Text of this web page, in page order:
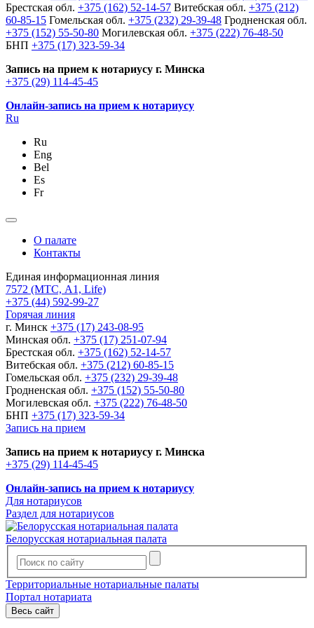
Брестская обл. +375 (162) 52-14-57 Витебская обл. +375 (212)
60-85-15 Гомельская обл. +375 (232) 29-39-48 Гродненская обл.
+375 (152) 55-50-80 Могилевская обл. +375 (222) 76-48-50
БНП +375 (17) 323-59-34
Запись на прием к нотариусу г. Минска
+375 (29) 114-45-45
Онлайн-запись на прием к нотариусу
Ru
Ru
Eng
Bel
Es
Fr
О палате
Контакты
Единая информационная линия
7572 (МТС, A1, Life)
+375 (44) 592-99-27
Горячая линия
г. Минск +375 (17) 243-08-95
Минская обл. +375 (17) 251-07-94
Брестская обл. +375 (162) 52-14-57
Витебская обл. +375 (212) 60-85-15
Гомельская обл. +375 (232) 29-39-48
Гродненская обл. +375 (152) 55-50-80
Могилевская обл. +375 (222) 76-48-50
БНП +375 (17) 323-59-34
Запись на прием
Запись на прием к нотариусу г. Минска
+375 (29) 114-45-45
Онлайн-запись на прием к нотариусу
Для нотариусов
Раздел для нотариусов
Белорусская нотариальная палата
Территориальные нотариальные палаты
Портал нотариата
Весь сайт